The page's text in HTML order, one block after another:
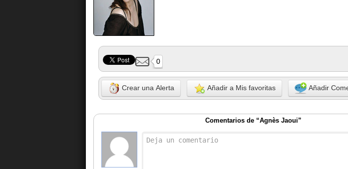
0
Crear una Alerta Añadir a Mis favoritas Añadir
Comentarios de “Agnès Jaoui”